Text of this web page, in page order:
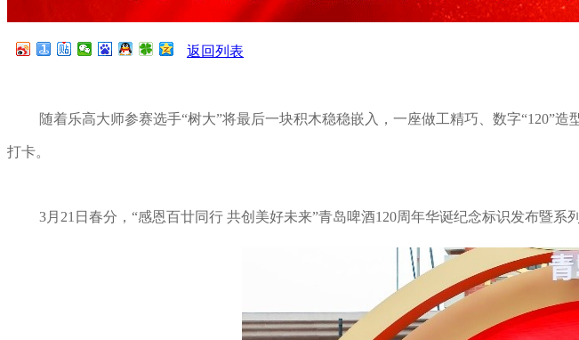
返回列表
随着乐高大师参赛选手“树大”将最后一块积木稳稳嵌入，一座做工精巧、数字
打卡。
3月21日春分，“感恩百廿同行 共创美好未来”青岛啤酒120周年华诞纪念标识发布暨